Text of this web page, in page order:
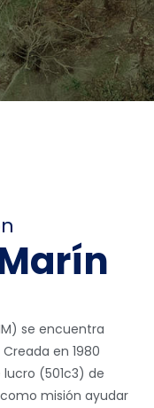
se encuentra
en 1980
(501c3) de
misión ayudar